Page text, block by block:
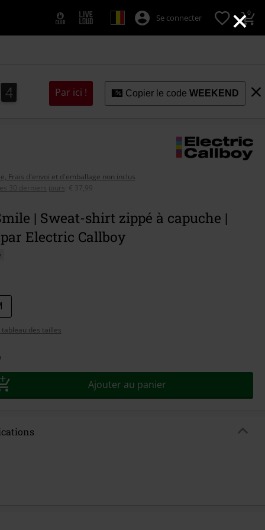
×
Se connecter 0
1
2
1
3
2 Par ici ! Copier le codeWEEKEND
Frais d'envoi et d'emballage non inclus
30 derniers jours
€ 37,99
| Sweat-shirt zippé à capuche |
Electric Callboy
des tailles
Ajouter au panier